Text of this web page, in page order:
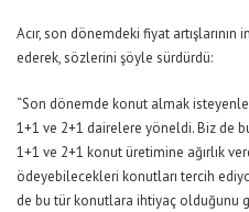
Acır, son dönemdeki fiyat artışlarının
ederek, sözlerini şöyle sürdürdü:
“Son dönemde konut almak
1+1 ve 2+1 dairelere yöneldi. Biz de
1+1 ve 2+1 konut üretimine ağırlık
ödeyebilecekleri konutları tercih
de bu tür konutlara ihtiyaç olduğunu